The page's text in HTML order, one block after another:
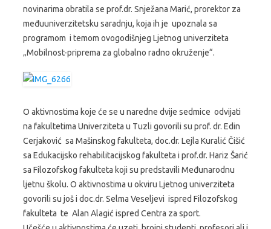
novinarima obratila se prof.dr. Snježana Marić, prorektor za
međuuniverzitetsku saradnju, koja ih je upoznala sa
programom i temom ovogodišnjeg Ljetnog univerziteta
„Mobilnost-priprema za globalno radno okruženje“.
O aktivnostima koje će se u naredne dvije sedmice odvijati
na fakultetima Univerziteta u Tuzli govorili su prof. dr. Edin
Cerjaković sa Mašinskog fakulteta, doc.dr. Lejla Kuralić Čišić
sa Edukacijsko rehabilitacijskog fakulteta i prof.dr. Hariz Šarić
sa Filozofskog fakulteta koji su predstavili Međunarodnu
ljetnu školu. O aktivnostima u okviru Ljetnog univerziteta
govorili su još i doc.dr. Selma Veseljevi ispred Filozofskog
fakulteta te Alan Alagić ispred Centra za sport.